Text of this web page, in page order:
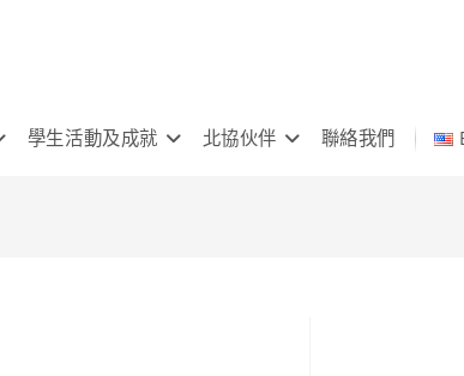
學生活動及成就 北協伙伴 聯絡我們